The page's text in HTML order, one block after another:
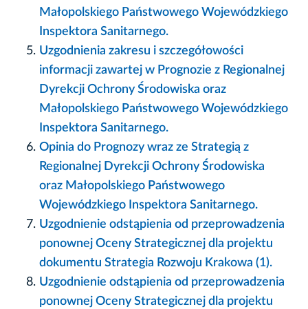
Małopolskiego Państwowego Wojewódzkiego
Inspektora Sanitarnego.
Uzgodnienia zakresu i szczegółowości
informacji zawartej w Prognozie z Regionalnej
Dyrekcji Ochrony Środowiska oraz
Małopolskiego Państwowego Wojewódzkiego
Inspektora Sanitarnego.
Opinia do Prognozy wraz ze Strategią z
Regionalnej Dyrekcji Ochrony Środowiska
oraz Małopolskiego Państwowego
Wojewódzkiego Inspektora Sanitarnego.
Uzgodnienie odstąpienia od przeprowadzenia
ponownej Oceny Strategicznej dla projektu
dokumentu Strategia Rozwoju Krakowa (1).
Uzgodnienie odstąpienia od przeprowadzenia
ponownej Oceny Strategicznej dla projektu